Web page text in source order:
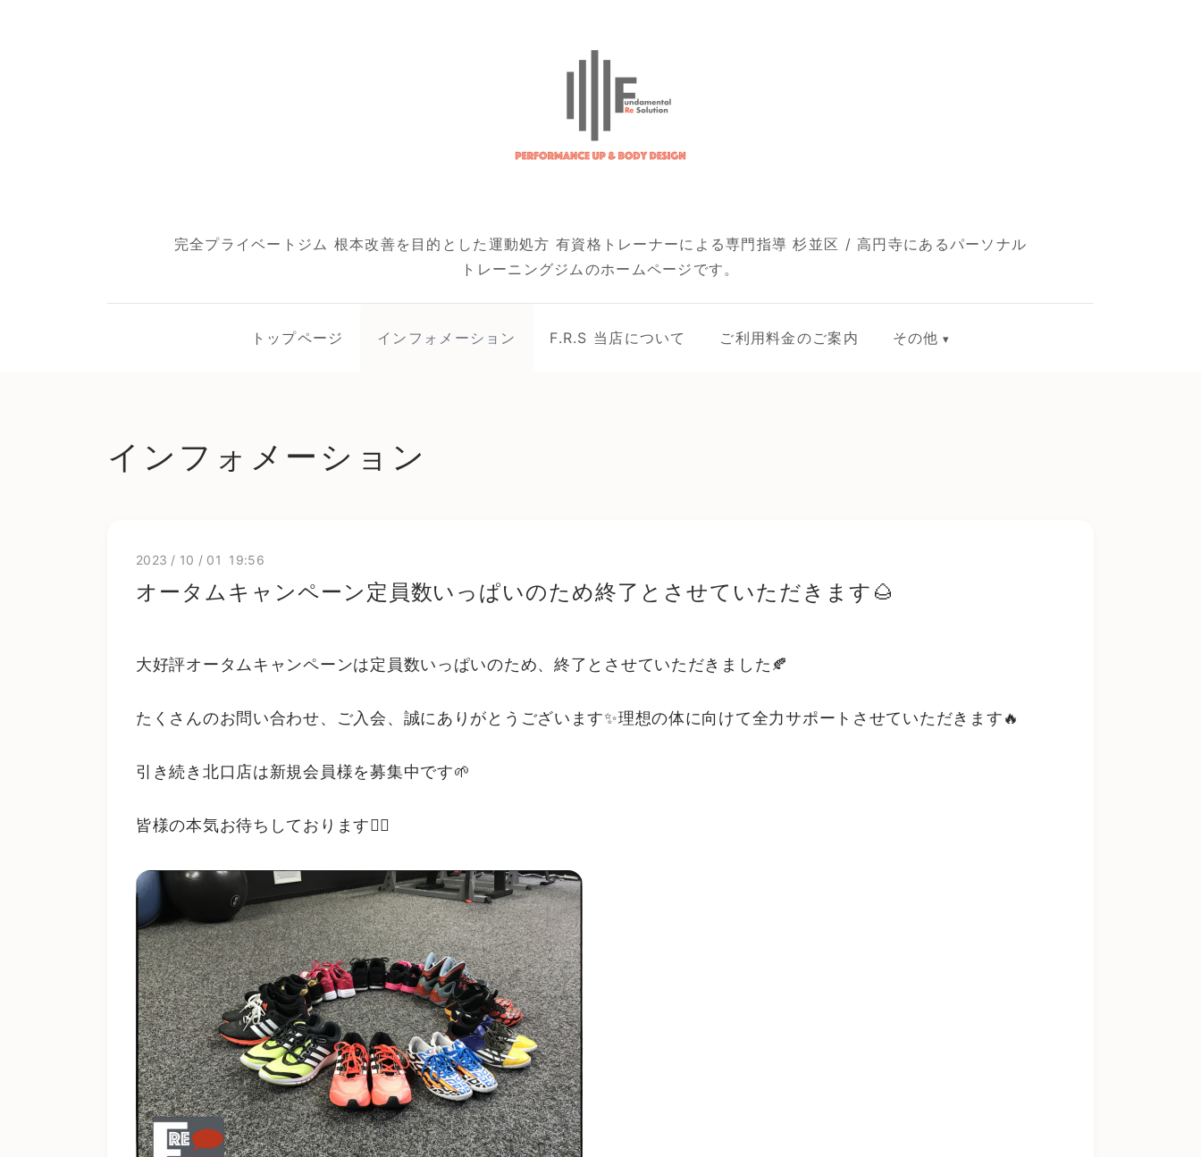
完全プライベートジム 根本改善を目的とした運動処方 有資格トレーナーによる専門指導 杉並区 / 高円寺にあるパーソナル
トレーニングジムのホームページです。
トップページ インフォメーション F.R.S 当店について ご利用料金のご案内 その他
インフォメーション
2023 / 10 / 01 19:56
オータムキャンペーン定員数いっぱいのため終了とさせていただきます🌰
大好評オータムキャンペーンは定員数いっぱいのため、終了とさせていただきました🍂
たくさんのお問い合わせ、ご入会、誠にありがとうございます✨理想の体に向けて全力サポートさせていただきます🔥
引き続き北口店は新規会員様を募集中です🌱
皆様の本気お待ちしております❤️‍🔥